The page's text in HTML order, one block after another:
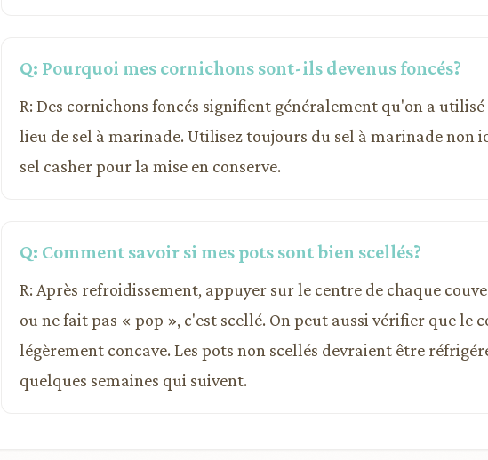
Q: Pourquoi mes cornichons sont-ils devenus foncés?
R: Des cornichons foncés signifient généralement qu'on a
lieu de sel à marinade. Utilisez toujours du sel à marinade non
sel casher pour la mise en conserve.
Q: Comment savoir si mes pots sont bien scellés?
R: Après refroidissement, appuyer sur le centre de chaque
ou ne fait pas « pop », c'est scellé. On peut aussi vérifier que le
légèrement concave. Les pots non scellés devraient être
quelques semaines qui suivent.